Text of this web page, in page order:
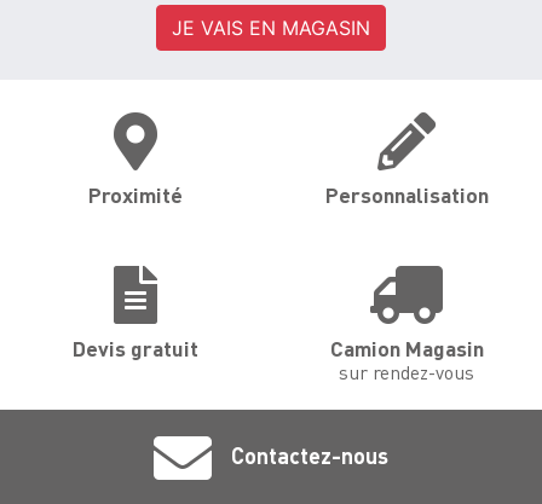
JE VAIS EN MAGASIN
Proximité Personnalisation
Devis gratuit Camion Magasin
sur rendez-vous
Contactez-nous